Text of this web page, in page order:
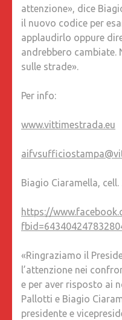
attenzione», dice
il nuovo codice per
applaudirlo oppure
andrebbero
sulle strade».
Per info:
www.vittimestrada.eu
Biagio Ciaramella, cell.
https://
«Ringraziamo il
l’attenzione nei
e per aver risposto ai
Pallotti e Biagio
presidente e